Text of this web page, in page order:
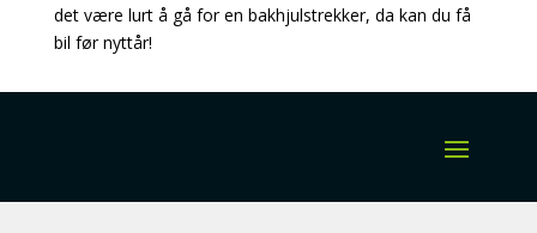
det være lurt å gå for en bakhjulstrekker, da kan du få
bil før nyttår!